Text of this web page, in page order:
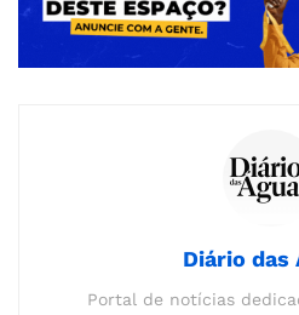
Diário das
Portal de notícias